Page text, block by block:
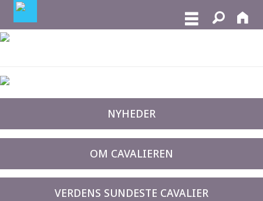
NYHEDER
OM CAVALIEREN
VERDENS SUNDESTE CAVALIER